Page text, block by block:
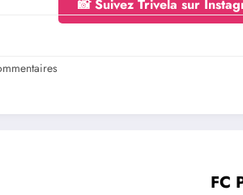
📸 Suivez Trivela sur
FC